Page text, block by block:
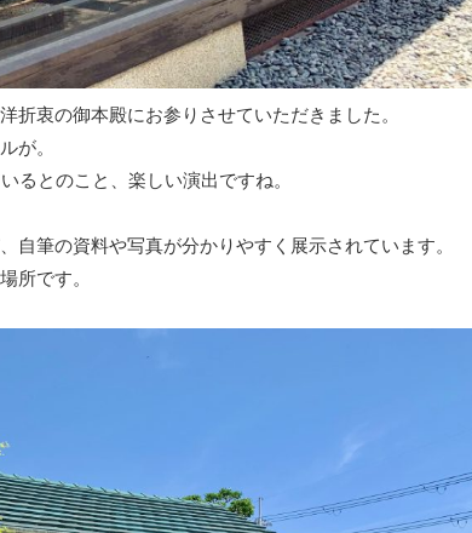
折衷の御本殿にお参りさせていただきました。
が。
るとのこと、楽しい演出ですね。
自筆の資料や写真が分かりやすく展示されています。
所です。